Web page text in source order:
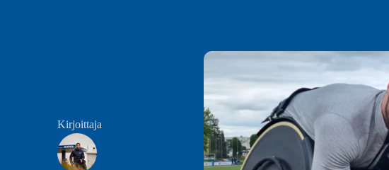
Kirjoittaja